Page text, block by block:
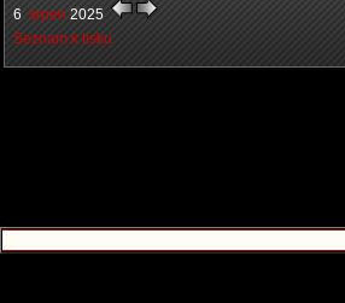
6 srpen 2025
Seznam k tisku